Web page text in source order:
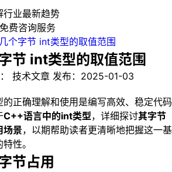
行业最新趋势
费咨询服务
个字节 int类型的取值范围
节 int类型的取值范围
技术文章 发布： 2025-01-03
正确理解和使用是编写高效、稳定代码
C++语言中的int类型，详细探讨其字节
场景，以期帮助读者更清晰地把握这一基
性。
节占用